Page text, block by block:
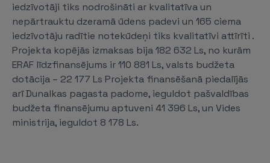
iedzīvotāji tiks nodrošināti ar kvalitatīva un
nepārtrauktu dzeramā ūdens padevi un 165 ciema
iedzīvotāju radītie notekūdeņi tiks kvalitatīvi attīrīti .
Projekta kopējās izmaksas bija 182 632 Ls, no kurām
ERAF līdzfinansējums ir 110 881 Ls, valsts budžeta
dotācija – 22 177 Ls Projekta finansēšanā piedalījās
arī Dunalkas pagasta padome, ieguldot pašvaldības
budžeta finansējumu aptuveni 41 396 Ls, un Vides
ministrija, ieguldot 8 178 Ls.